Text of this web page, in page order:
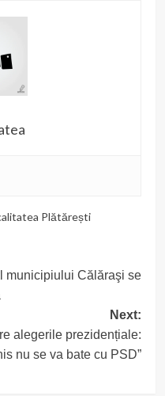
Plătărești
municipiului Călăraşi se
Next:
alegerile prezidențiale:
nu se va bate cu PSD”